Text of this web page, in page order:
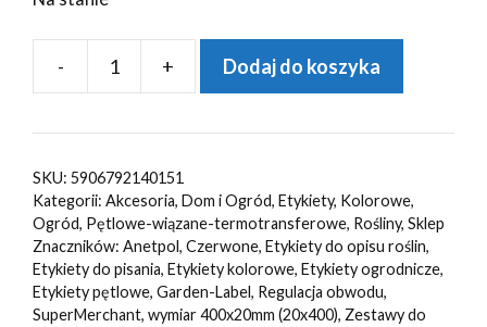
-
ilość
ogrodnicze/sadownicze
CZERWONE
400x20mm(20x400)
(41-
161)
50szt
+ Dodaj do koszyka
SKU: 5906792140151
Kategorii: Akcesoria, Dom i Ogród, Etykiety, Kolorowe,
Ogród, Pętlowe-wiązane-termotransferowe, Rośliny, Sklep
Znaczników: Anetpol, Czerwone, Etykiety do opisu roślin,
Etykiety do pisania, Etykiety kolorowe, Etykiety ogrodnicze,
Etykiety pętlowe, Garden-Label, Regulacja obwodu,
SuperMerchant, wymiar 400x20mm (20x400), Zestawy do